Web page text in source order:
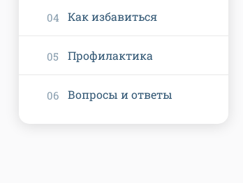
Как избавиться
Профилактика
Вопросы и ответы